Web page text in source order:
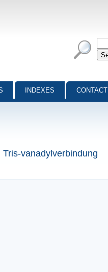
INDEXES CONTACT
vanadylverbindung